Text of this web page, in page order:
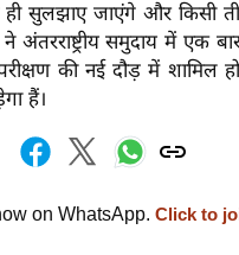
सुलझाए जाएंगे और किसी
ने अंतरराष्ट्रीय समुदाय में एक
की नई दौड़ में शामिल
हैं।
on WhatsApp. Click to